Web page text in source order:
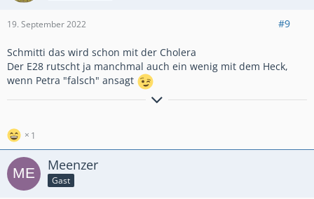
19. September 2022 #9
Schmitti das wird schon mit der Cholera
Der E28 rutscht ja manchmal auch ein wenig mit dem Heck,
wenn Petra "falsch" ansagt
Kadett E GSI
1
Meenzer
Gast